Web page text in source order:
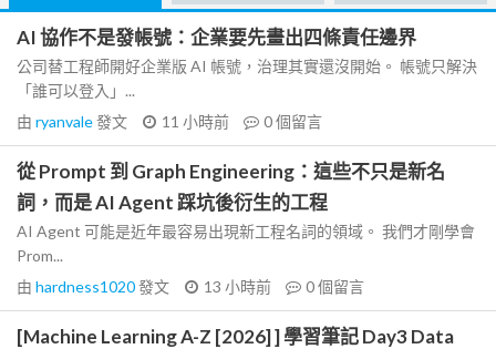
AI 協作不是發帳號：企業要先畫出四條責任邊界
公司替工程師開好企業版 AI 帳號，治理其實還沒開始。 帳號只解決
「誰可以登入」...
由 ryanvale發文 11 小時前 0個留言
從 Prompt 到 Graph Engineering：這些不只是新名
詞，而是 AI Agent 踩坑後衍生的工程
AI Agent 可能是近年最容易出現新工程名詞的領域。 我們才剛學會
Prom...
由 hardness1020發文 13 小時前 0個留言
[Machine Learning A-Z [2026] ] 學習筆記 Day3 Data